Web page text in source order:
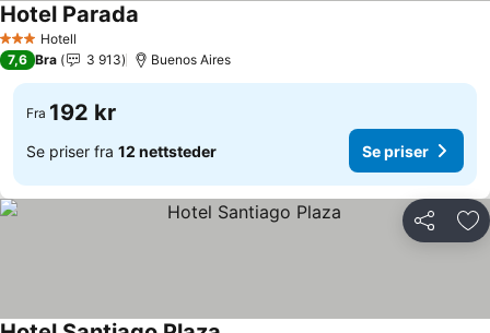
3 StjernerHotell
Hotel Parada
7,6 Bra 3 913 Buenos Aires
Fra 192 kr
Se priser fra 12 nettsteder Se priser
Del